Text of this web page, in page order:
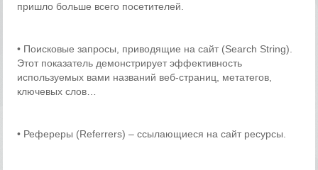
пришло больше всего посетителей.
• Поисковые запросы, приводящие на сайт (Search String).
Этот показатель демонстрирует эффективность
используемых вами названий веб-страниц, метатегов,
ключевых слов…
• Рефереры (Referrers) – ссылающиеся на сайт ресурсы.